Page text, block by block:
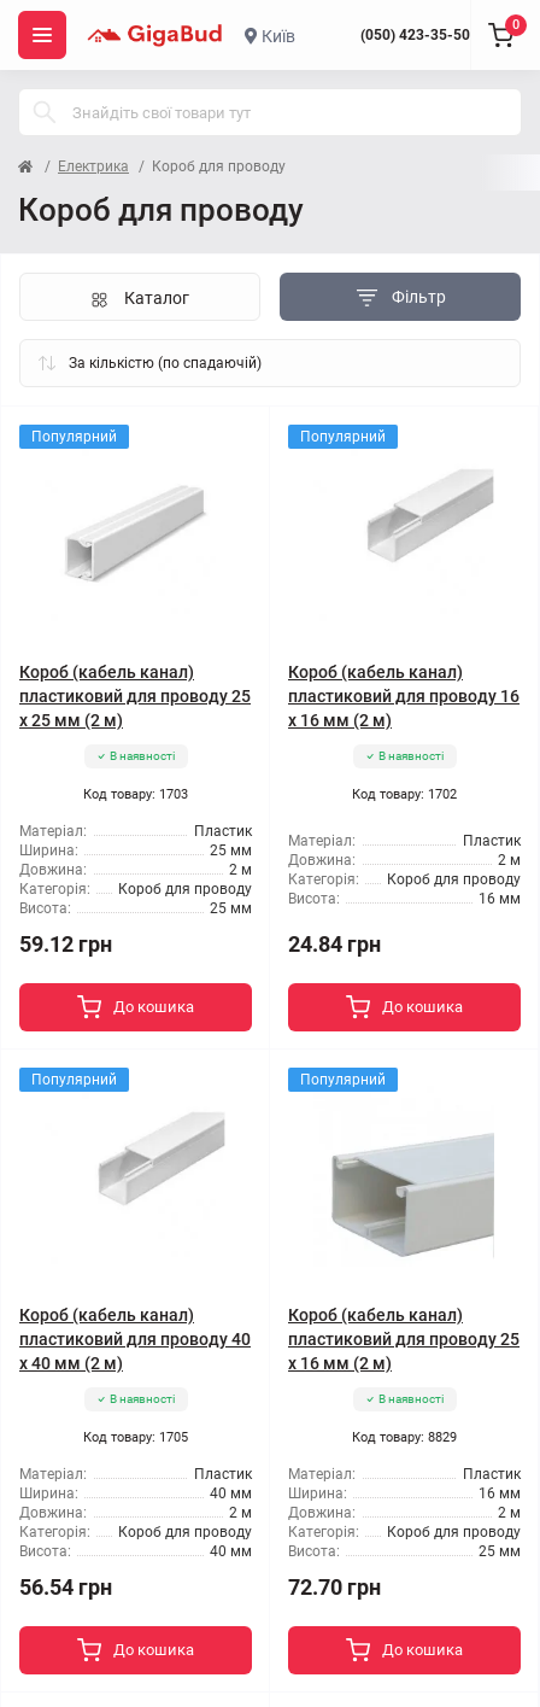
Київ (050) 423-35-50
0
Електрика Короб для проводу
Короб для проводу
Фільтр
Каталог
Популярний
Короб (кабель канал)
пластиковий для проводу 25
х 25 мм (2 м)
В наявності
Код товару: 1703
Матеріал:
Пластик
Ширина:
25 мм
Довжина:
2 м
Категорія:
Короб для проводу
Висота:
25 мм
59.12 грн
До кошика
Популярний
Короб (кабель канал)
пластиковий для проводу 16
х 16 мм (2 м)
В наявності
Код товару: 1702
Матеріал:
Пластик
Довжина:
2 м
Категорія:
Короб для проводу
Висота:
16 мм
24.84 грн
До кошика
Популярний
Короб (кабель канал)
пластиковий для проводу 40
х 40 мм (2 м)
В наявності
Код товару: 1705
Матеріал:
Пластик
Ширина:
40 мм
Довжина:
2 м
Категорія:
Короб для проводу
Висота:
40 мм
56.54 грн
До кошика
Популярний
Короб (кабель канал)
пластиковий для проводу 25
х 16 мм (2 м)
В наявності
Код товару: 8829
Матеріал:
Пластик
Ширина:
16 мм
Довжина:
2 м
Категорія:
Короб для проводу
Висота:
25 мм
72.70 грн
До кошика